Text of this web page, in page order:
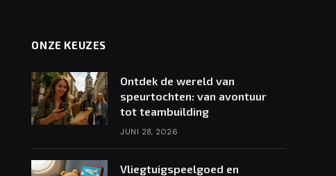
ONZE KEUZES
Ontdek de wereld van
speurtochten: van avontuur
tot teambuilding
JUNI 28, 2026
Vliegtuigspeelgoed en